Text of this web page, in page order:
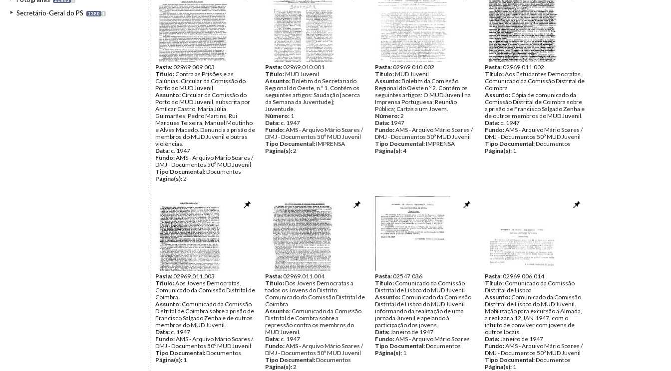
Secretário-Geral do PS 1380 I
Pasta:02969.009.003
Título: Contra as Prisões e as
Calúnias. Circular da Comissão do
Porto do MUD Juvenil
Assunto: Circular da Comissão do
Porto do MUD Juvenil, subscrita por
Amílcar Castro, Maria Júlia
Guimarães, Pedro Martins, Rui
Marques Teixeira, Manuel Moutinho
e Alves Macedo. Denuncia a prisão de
membros do MUD Juvenil e outras
violências.
Data: c. 1947
Fundo:AMS - Arquivo Mário Soares /
DMJ - Documentos 50º MUD Juvenil
Tipo Documental:Documentos
Página(s):2
Pasta:02969.010.001
Título:MUD Juvenil
Assunto:Boletim do Secretariado
Regional do Oeste, n.º 1. Contém os
seguintes artigos: Saudação [acerca
da Semana da Juventude];
Juventude.
Número: 1
Data: c. 1947
Fundo:AMS - Arquivo Mário Soares /
DMJ - Documentos 50º MUD Juvenil
Tipo Documental:IMPRENSA
Página(s):2
Pasta:02969.010.002
Título:MUD Juvenil
Assunto:Boletim da Comissão
Regional do Oeste n.º 2. Contém os
seguintes artigos: O MUD Juvenil na
Imprensa Portuguesa; Reunião
Pública; Cartas a um Jovem.
Número:2
Data: 1947
Fundo:AMS - Arquivo Mário Soares /
DMJ - Documentos 50º MUD Juvenil
Tipo Documental:IMPRENSA
Página(s):4
Pasta:02969.011.002
Título:Aos Estudantes Democratas.
Comunicado da Comissão Distrital de
Coimbra
Assunto: Cópia de comunicado da
Comissão Distrital de Coimbra sobre
a prisão de Francisco Salgado Zenha e
de outros membros do MUD Juvenil.
Data: c. 1947
Fundo:AMS - Arquivo Mário Soares /
DMJ - Documentos 50º MUD Juvenil
Tipo Documental:Documentos
Página(s): 1
Pasta:02969.011.003
Título:Aos Jovens Democratas.
Comunicado da Comissão Distrital de
Coimbra
Assunto: Comunicado da Comissão
Distrital de Coimbra sobre a prisão de
Francisco Salgado Zenha e de outros
membros do MUD Juvenil.
Data: c. 1947
Fundo:AMS - Arquivo Mário Soares /
DMJ - Documentos 50º MUD Juvenil
Tipo Documental:Documentos
Página(s): 1
Pasta:02969.011.004
Título:Dos Jovens Democratas a
todos os Jovens do Distrito.
Comunicado da Comissão Distrital de
Coimbra
Assunto: Comunicado da Comissão
Distrital de Coimbra sobre a
repressão contra os membros do
MUD Juvenil.
Data: c. 1947
Fundo:AMS - Arquivo Mário Soares /
DMJ - Documentos 50º MUD Juvenil
Tipo Documental:Documentos
Página(s):2
Pasta:02547.036
Título: Comunicado da Comissão
Distrital de Lisboa do MUD Juvenil
Assunto: Comunicado da Comissão
Distrital de Lisboa do MUD Juvenil
informando da realização de uma
jornada Juvenil e apelando à
participação dos jovens.
Data:Janeiro de 1947
Fundo:AMS - Arquivo Mário Soares
Tipo Documental:Documentos
Página(s): 1
Pasta:02969.006.014
Título: Comunicado da Comissão
Distrital de Lisboa
Assunto: Comunicado da Comissão
Distrital de Lisboa do MUD Juvenil.
Mobilização para excursão a Almada,
a realizar a 12.JAN.1947, com o
intuito de conviver com jovens de
outros locais.
Data:Janeiro de 1947
Fundo:AMS - Arquivo Mário Soares /
DMJ - Documentos 50º MUD Juvenil
Tipo Documental:Documentos
Página(s): 1